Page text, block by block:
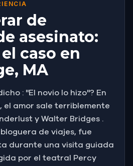
de
asesinato:
caso en
MA
: "El novio lo hizo"? En
el amor sale terriblemente
y Walter Bridges .
de viajes, fue
durante una visita guiada
por el teatral Percy